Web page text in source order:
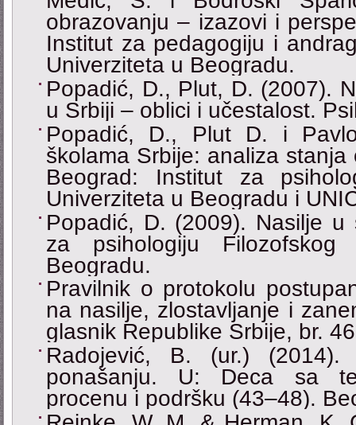
obrazovanju ‒ izazovi i
Institut za pedagogiju i
Univerziteta u Beogradu.
Popadić, D., Plut, D. (2007).
u Srbiji – oblici i učestalost.
Popadić, D., Plut D. i
školama Srbije: analiza
Beograd: Institut za
Univerziteta u Beogradu i
Popadić, D. (2009). Nasilje u
za psihologiju
Beogradu.
Pravilnik o protokolu
na nasilje, zlostavljanje i
glasnik Republike Srbije, br.
Radojević, B. (ur.)
ponašanju. U: Deca sa
procenu i podršku (43‒48).